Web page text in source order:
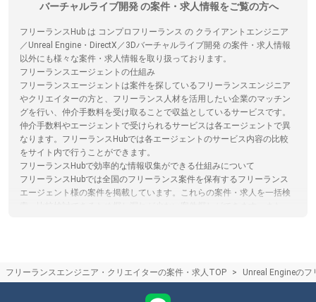
バーチャルライブ開発 の案件・求人情報をご覧の方へ
フリーランスHub は コンプロフリーランス の クライアントエンジニア
／Unreal Engine・DirectX／3Dバーチャルライブ開発 の案件・求人情報
以外にも様々な案件・求人情報を取り扱っております。
フリーランスエージェントの仕組み
フリーランスエージェントは案件を探しているフリーランスエンジニア
やクリエイターの方と、フリーランス人材を活用したい企業のマッチン
グを行い、仲介手数料を受け取ることで収益としているサービスです。
仲介手数料やエージェントで受けられるサービスは各エージェントで異
なります。フリーランスHubでは各エージェントのサービス内容の比較
をサイト内で行うことができます。
フリーランスHubで効率的な情報収集ができる仕組みについて
フリーランスHubでは全国のフリーランス案件を保有するフリーランス
エージェント様の案件を掲載しています。これらの案件・求人を一括検
フリーランスは契約期間が定まっているため、企業は経営や事業の状況
フリーランスエンジニア・クリエイターの案件・求人TOP Unreal Engineの